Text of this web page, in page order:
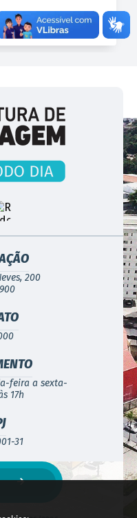
200
feira a sexta-
17h
31